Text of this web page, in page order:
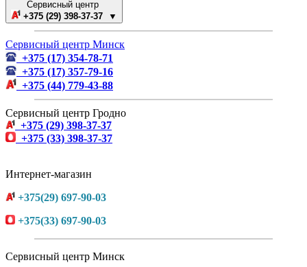
Сервисный центр
+375 (29) 398-37-37 ▼
Сервисный центр Минск
+375 (17) 354-78-71
+375 (17) 357-79-16
+375 (44) 779-43-88
Сервисный центр Гродно
+375 (29) 398-37-37
+375 (33) 398-37-37
Интернет-магазин
+375(29) 697-90-03
+375(33) 697-90-03
Сервисный центр Минск